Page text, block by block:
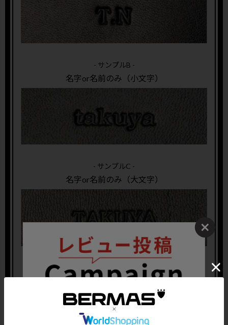
- サンプルB -
名字or名前のみ（小文字）
- サンプルC -
名字or名前のみ（大文字）
- サンプルD -